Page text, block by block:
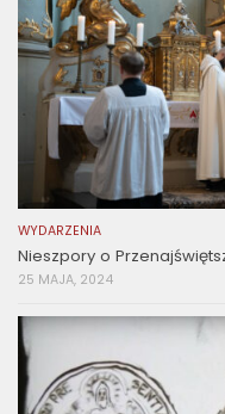
WYDARZENIA
Nieszpory o
25 MAJA, 2024